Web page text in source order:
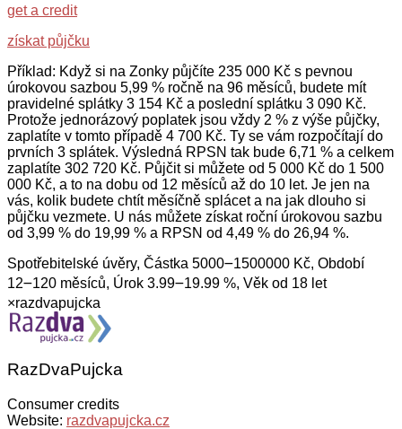
get a credit
získat půjčku
Příklad: Když si na Zonky půjčíte 235 000 Kč s pevnou
úrokovou sazbou 5,99 % ročně na 96 měsíců, budete mít
pravidelné splátky 3 154 Kč a poslední splátku 3 090 Kč.
Protože jednorázový poplatek jsou vždy 2 % z výše půjčky,
zaplatíte v tomto případě 4 700 Kč. Ty se vám rozpočítají do
prvních 3 splátek. Výsledná RPSN tak bude 6,71 % a celkem
zaplatíte 302 720 Kč. Půjčit si můžete od 5 000 Kč do 1 500
000 Kč, a to na dobu od 12 měsíců až do 10 let. Je jen na
vás, kolik budete chtít měsíčně splácet a na jak dlouho si
půjčku vezmete. U nás můžete získat roční úrokovou sazbu
od 3,99 % do 19,99 % a RPSN od 4,49 % do 26,94 %.
Spotřebitelské úvěry, Částka 5000౼1500000 Kč, Období
12౼120 měsíců, Úrok 3.99౼19.99 %, Věk od 18 let
×razdvapujcka
RazDvaPujcka
Consumer credits
Website: razdvapujcka.cz